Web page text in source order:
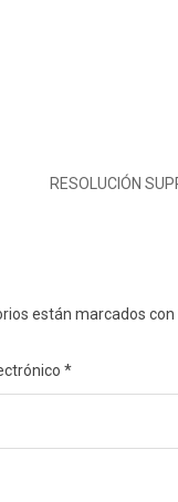
RESOLUCIÓN
están marcados con
*